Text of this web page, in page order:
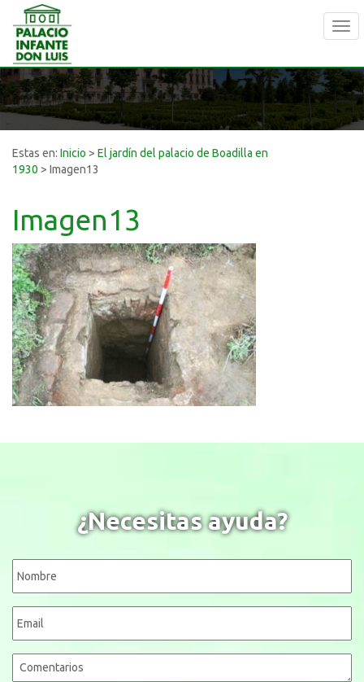
Estas en: Inicio > El jardín del palacio de Boadilla en
1930 > Imagen13
Imagen13
¿Necesitas ayuda?